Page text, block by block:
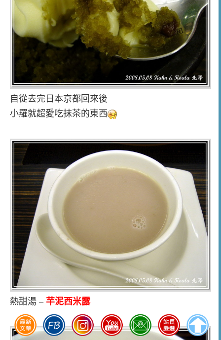
自從去完日本京都回來後
小羅就超愛吃抹茶的東西
熱甜湯 – 芉泥西米露